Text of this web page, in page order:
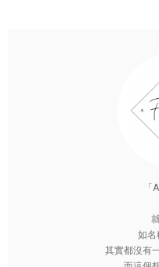
「
如名
其實都沒有